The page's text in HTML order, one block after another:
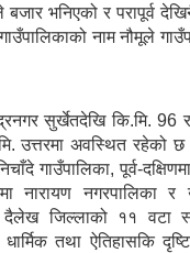
भनिएको र परापूर्व
नाम नौमूले
सुर्खेतदेखि कि.मि.
उत्तरमा अवस्थित रहेको
गाउँपालिका, पूर्व-
नारायण नगरपालिका र
दैलेख जिल्लाको ११ वटा
तथा ऐतिहासकि